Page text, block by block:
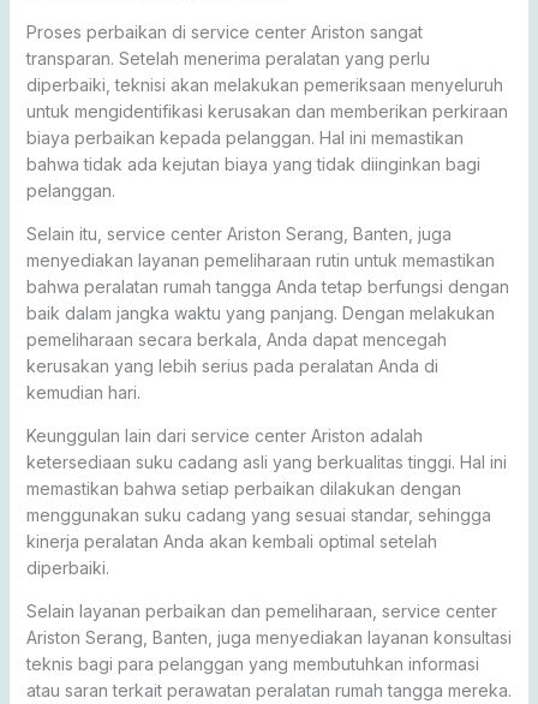
Proses perbaikan di service center Ariston sangat
transparan. Setelah menerima peralatan yang perlu
diperbaiki, teknisi akan melakukan pemeriksaan menyeluruh
untuk mengidentifikasi kerusakan dan memberikan perkiraan
biaya perbaikan kepada pelanggan. Hal ini memastikan
bahwa tidak ada kejutan biaya yang tidak diinginkan bagi
pelanggan.
Selain itu, service center Ariston Serang, Banten, juga
menyediakan layanan pemeliharaan rutin untuk memastikan
bahwa peralatan rumah tangga Anda tetap berfungsi dengan
baik dalam jangka waktu yang panjang. Dengan melakukan
pemeliharaan secara berkala, Anda dapat mencegah
kerusakan yang lebih serius pada peralatan Anda di
kemudian hari.
Keunggulan lain dari service center Ariston adalah
ketersediaan suku cadang asli yang berkualitas tinggi. Hal ini
memastikan bahwa setiap perbaikan dilakukan dengan
menggunakan suku cadang yang sesuai standar, sehingga
kinerja peralatan Anda akan kembali optimal setelah
diperbaiki.
Selain layanan perbaikan dan pemeliharaan, service center
Ariston Serang, Banten, juga menyediakan layanan konsultasi
teknis bagi para pelanggan yang membutuhkan informasi
atau saran terkait perawatan peralatan rumah tangga mereka.